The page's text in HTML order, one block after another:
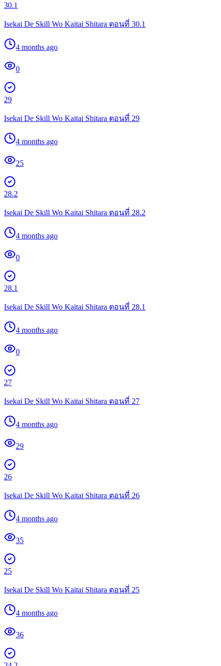
30.1
Isekai De Skill Wo Kaitai Shitara ตอนที่ 30.1
4 months ago
0
29
Isekai De Skill Wo Kaitai Shitara ตอนที่ 29
4 months ago
25
28.2
Isekai De Skill Wo Kaitai Shitara ตอนที่ 28.2
4 months ago
0
28.1
Isekai De Skill Wo Kaitai Shitara ตอนที่ 28.1
4 months ago
0
27
Isekai De Skill Wo Kaitai Shitara ตอนที่ 27
4 months ago
29
26
Isekai De Skill Wo Kaitai Shitara ตอนที่ 26
4 months ago
35
25
Isekai De Skill Wo Kaitai Shitara ตอนที่ 25
4 months ago
36